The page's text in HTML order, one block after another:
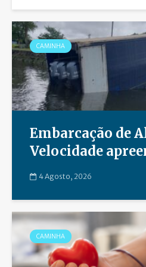
CAMINHA
Embarcação de
Velocidade
4 Agosto, 2026
CAMINHA